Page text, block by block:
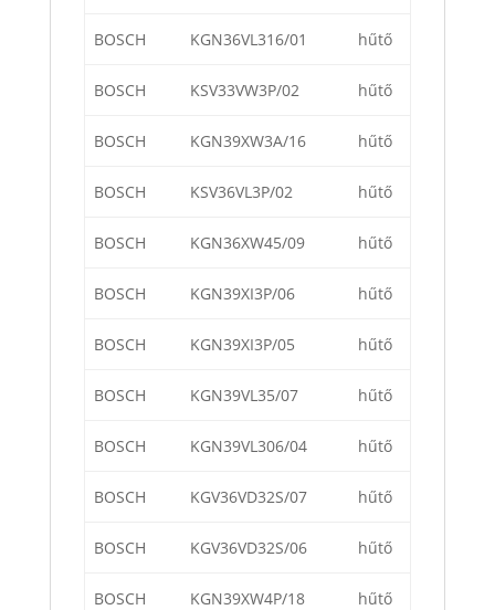
BOSCH KGN36VL316/01 hűtő
BOSCH KSV33VW3P/02 hűtő
BOSCH KGN39XW3A/16 hűtő
BOSCH KSV36VL3P/02 hűtő
BOSCH KGN36XW45/09 hűtő
BOSCH KGN39XI3P/06 hűtő
BOSCH KGN39XI3P/05 hűtő
BOSCH KGN39VL35/07 hűtő
BOSCH KGN39VL306/04 hűtő
BOSCH KGV36VD32S/07 hűtő
BOSCH KGV36VD32S/06 hűtő
BOSCH KGN39XW4P/18 hűtő